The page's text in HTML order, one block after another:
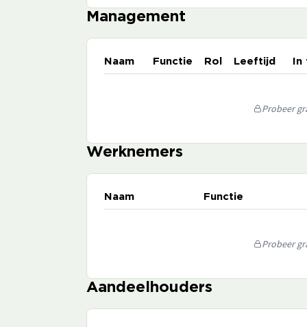
Management
Naam Functie Rol Leeftijd
Probeer
Werknemers
Naam Functie
Probeer
Aandeelhouders